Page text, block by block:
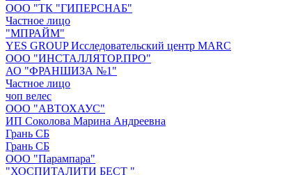
ООО "ТК "ГИПЕРСНАБ"
Частное лицо
"МПРАЙМ"
YES GROUP Исследовательский центр MARC
ООО "ИНСТАЛЛЯТОР.ПРО"
АО "ФРАНШИЗА №1"
Частное лицо
чоп велес
ООО "АВТОХАУС"
ИП Соколова Марина Андреевна
Грань СБ
Грань СБ
ООО "Парампара"
"ХОСПИТАЛИТИ БЕСТ "